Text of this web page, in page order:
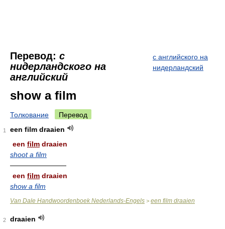
Перевод: с
нидерландского на
английский
с английского на
нидерландский
show a film
Толкование Перевод
1
een film draaien
een film draaien
shoot a film
————————
een film draaien
show a film
Van Dale Handwoordenboek Nederlands-Engels > een film draaien
2
draaien